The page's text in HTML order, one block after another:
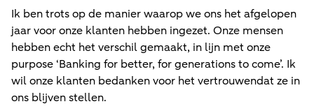
Ik ben trots op de manier waarop we ons het afgelopen
jaar voor onze klanten hebben ingezet. Onze mensen
hebben echt het verschil gemaakt, in lijn met onze
purpose ‘Banking for better, for generations to come’. Ik
wil onze klanten bedanken voor het vertrouwendat ze in
ons blijven stellen.